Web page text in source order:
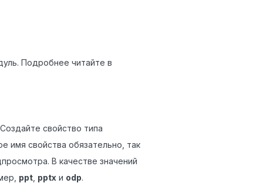
Подробнее читайте в
свойство типа
имя свойства обязательно, так
В качестве значений
ppt, pptx и odp.